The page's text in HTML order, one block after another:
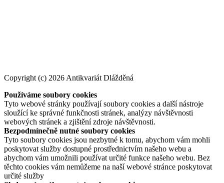
Copyright (c) 2026 Antikvariát Dlážděná
Používáme soubory cookies
Tyto webové stránky používají soubory cookies a další nástroje
sloužící ke správné funkčnosti stránek, analýzy návštěvnosti
webových stránek a zjištění zdroje návštěvnosti.
Bezpodmínečně nutné soubory cookies
Tyto soubory cookies jsou nezbytné k tomu, abychom vám mohli
poskytovat služby dostupné prostřednictvím našeho webu a
abychom vám umožnili používat určité funkce našeho webu. Bez
těchto cookies vám nemůžeme na naší webové stránce poskytovat
určité služby